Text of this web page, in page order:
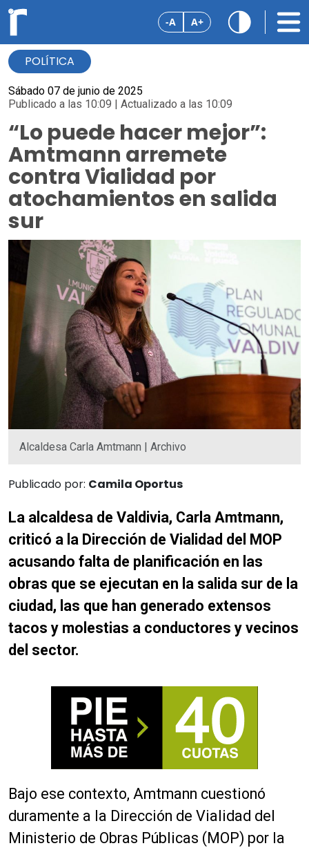
-A A+
POLÍTICA
Sábado 07 de junio de 2025
Publicado a las 10:09 | Actualizado a las 10:09
“Lo puede hacer mejor”:
Amtmann arremete
contra Vialidad por
atochamientos en salida
sur
Alcaldesa Carla Amtmann | Archivo
Publicado por: Camila Oportus
La alcaldesa de Valdivia, Carla Amtmann,
criticó a la Dirección de Vialidad del MOP
acusando falta de planificación en las
obras que se ejecutan en la salida sur de la
ciudad, las que han generado extensos
tacos y molestias a conductores y vecinos
del sector.
Bajo ese contexto, Amtmann cuestionó
duramente a la Dirección de Vialidad del
Ministerio de Obras Públicas (MOP) por la